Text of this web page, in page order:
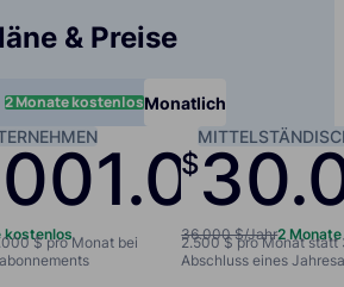
& Preise
2 Monate kostenlosMonatlich
1.000/
kostenlos
$ pro Monat bei
$
36.000 $/Jahr2
2.500 $ pro Monat
Abschluss eines